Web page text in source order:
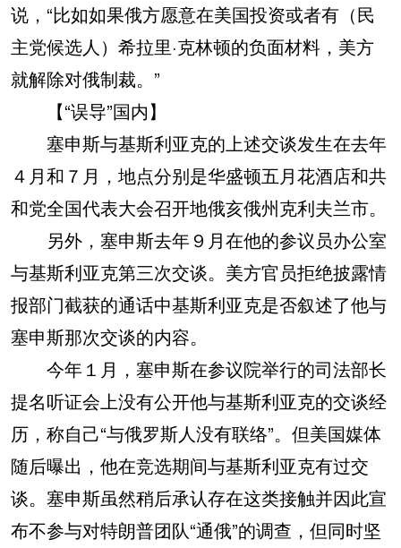
说，“比如如果俄方愿意在美国投资或者有（民
主党候选人）希拉里·克林顿的负面材料，美方
就解除对俄制裁。”
【“误导”国内】
塞申斯与基斯利亚克的上述交谈发生在去年
４月和７月，地点分别是华盛顿五月花酒店和共
和党全国代表大会召开地俄亥俄州克利夫兰市。
另外，塞申斯去年９月在他的参议员办公室
与基斯利亚克第三次交谈。美方官员拒绝披露情
报部门截获的通话中基斯利亚克是否叙述了他与
塞申斯那次交谈的内容。
今年１月，塞申斯在参议院举行的司法部长
提名听证会上没有公开他与基斯利亚克的交谈经
历，称自己“与俄罗斯人没有联络”。但美国媒体
随后曝出，他在竞选期间与基斯利亚克有过交
谈。塞申斯虽然稍后承认存在这类接触并因此宣
布不参与对特朗普团队“通俄”的调查，但同时坚